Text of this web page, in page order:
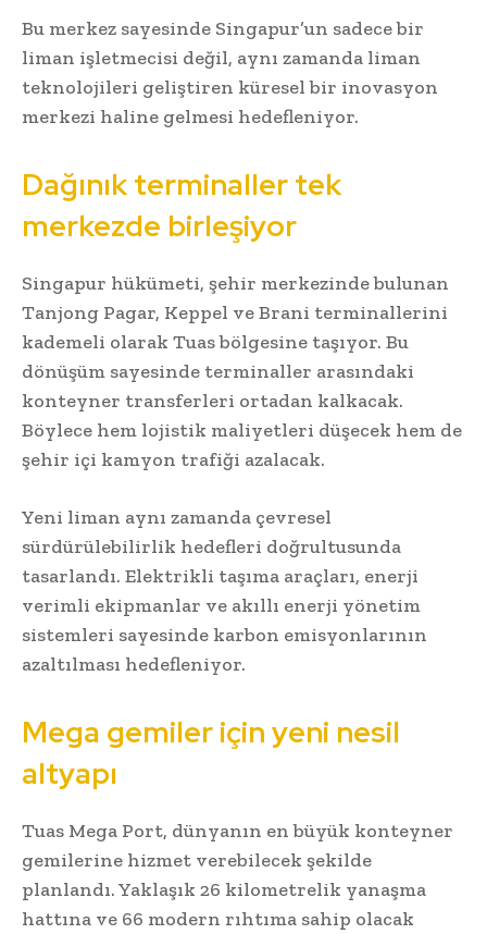
Bu merkez sayesinde Singapur’un sadece bir
liman işletmecisi değil, aynı zamanda liman
teknolojileri geliştiren küresel bir inovasyon
merkezi haline gelmesi hedefleniyor.
Dağınık terminaller tek
merkezde birleşiyor
Singapur hükümeti, şehir merkezinde bulunan
Tanjong Pagar, Keppel ve Brani terminallerini
kademeli olarak Tuas bölgesine taşıyor. Bu
dönüşüm sayesinde terminaller arasındaki
konteyner transferleri ortadan kalkacak.
Böylece hem lojistik maliyetleri düşecek hem de
şehir içi kamyon trafiği azalacak.
Yeni liman aynı zamanda çevresel
sürdürülebilirlik hedefleri doğrultusunda
tasarlandı. Elektrikli taşıma araçları, enerji
verimli ekipmanlar ve akıllı enerji yönetim
sistemleri sayesinde karbon emisyonlarının
azaltılması hedefleniyor.
Mega gemiler için yeni nesil
altyapı
Tuas Mega Port, dünyanın en büyük konteyner
gemilerine hizmet verebilecek şekilde
planlandı. Yaklaşık 26 kilometrelik yanaşma
hattına ve 66 modern rıhtıma sahip olacak